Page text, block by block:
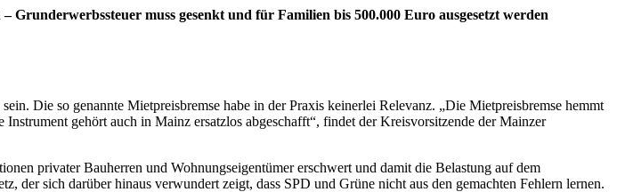
muss gesenkt und für Familien bis 500.000 Euro ausgesetzt werden
Die so genannte Mietpreisbremse habe in der Praxis keinerlei Relevanz. „Die Mietpreisbremse hemmt
gehört auch in Mainz ersatzlos abgeschafft“, findet der Kreisvorsitzende der Mainzer
privater Bauherren und Wohnungseigentümer erschwert und damit die Belastung auf dem
der sich darüber hinaus verwundert zeigt, dass SPD und Grüne nicht aus den gemachten Fehlern lernen.